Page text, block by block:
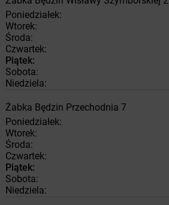
Poniedziałek:
Wtorek:
Środa:
Czwartek:
Piątek:
Sobota:
Niedziela:
Żabka Będzin Przechodnia 7
Poniedziałek:
Wtorek:
Środa:
Czwartek:
Piątek:
Sobota:
Niedziela: